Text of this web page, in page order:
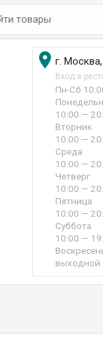
 г.
Вход в
Пн-Сб
10:00 —
Вторник
10:00 —
Среда
10:00 —
Четверг
10:00 —
Пятница
10:00 —
Суббота
10:00 —
выходной